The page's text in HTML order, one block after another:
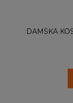
DAMSKA